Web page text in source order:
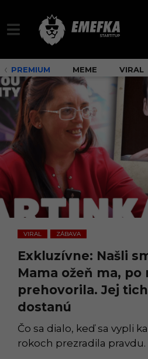
PREMIUM MEME VIRAL
VIRAL
,
ZÁBAVA
Exkluzívne: Našli
Mama ožeň ma, po
prehovorila. Jej
dostanú
Čo sa dialo, keď sa vypli
rokoch prezradila pravdu.